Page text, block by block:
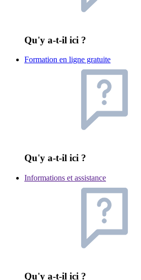
Qu'y a-t-il ici ?
Formation en ligne gratuite
Qu'y a-t-il ici ?
Informations et assistance
Qu'y a-t-il ici ?